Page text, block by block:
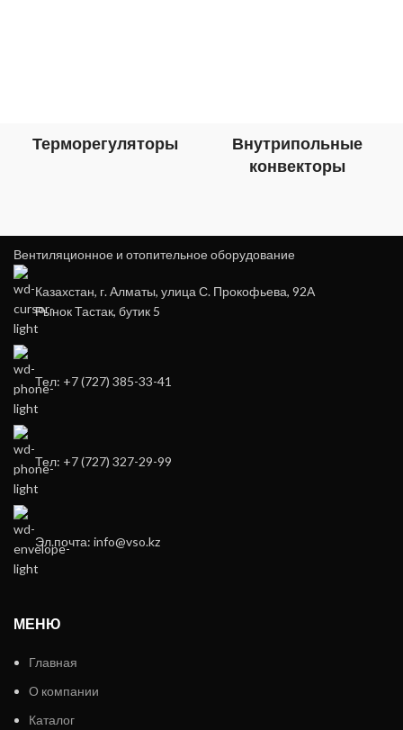
Терморегуляторы
Внутрипольные
конвекторы
Вентиляционное и отопительное оборудование
Казахстан, г. Алматы, улица С. Прокофьева, 92А
Рынок Тастак, бутик 5
Тел: +7 (727) 385-33-41
Тел: +7 (727) 327-29-99
Эл.почта: info@vso.kz
МЕНЮ
Главная
О компании
Каталог